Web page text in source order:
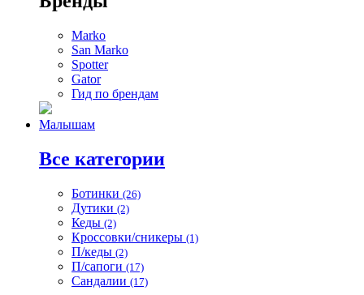
Marko
San Marko
Spotter
Gator
Гид по брендам
Малышам
Все категории
Ботинки (26)
Дутики (2)
Кеды (2)
Кроссовки/сникеры (1)
П/кеды (2)
П/сапоги (17)
Сандалии (17)